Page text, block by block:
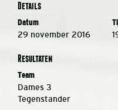
Details
Datum
29 november 2016
Resultaten
Team
Dames 3
Tegenstander